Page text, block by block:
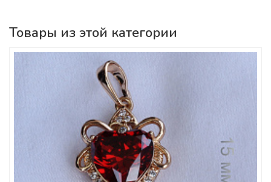
Товары из этой категории